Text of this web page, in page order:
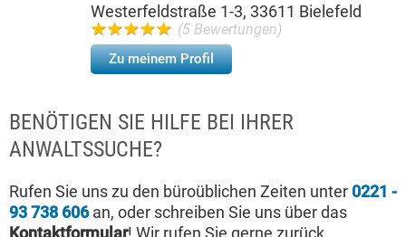
Westerfeldstraße 1-3, 33611 Bielefeld
(5 Bewertungen)
Zu meinem Profil
BENÖTIGEN SIE HILFE BEI IHRER
ANWALTSSUCHE?
Rufen Sie uns zu den büroüblichen Zeiten unter 0221 -
93 738 606an, oder schreiben Sie uns über das
Kontaktformular! Wir rufen Sie gerne zurück.